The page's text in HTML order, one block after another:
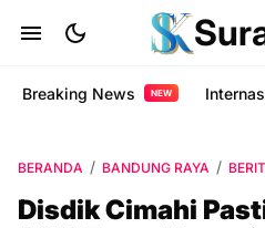
Breaking News NEW
BERANDA BANDUNG RAYA
Disdik Cimahi